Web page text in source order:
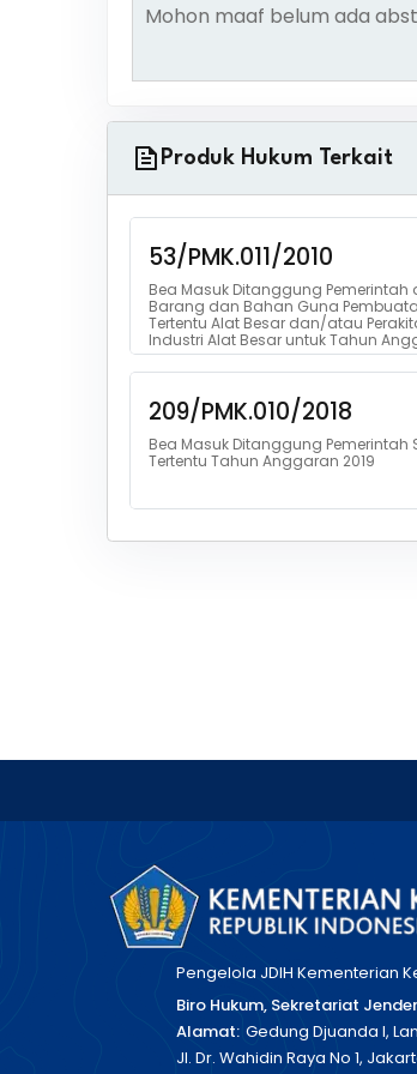
Mohon maaf belum ada
Produk Hukum Terkait
53/PMK.011/2010
Bea Masuk Ditanggung Pemerintah
Barang dan Bahan Guna
Tertentu Alat Besar dan/atau
Industri Alat Besar untuk Tahun
209/PMK.010/2018
Bea Masuk Ditanggung Pemerintah
Tertentu Tahun Anggaran 2019
Pengelola JDIH Kementerian
Biro Hukum, Sekretariat
Alamat: Gedung Djuanda I,
Jl. Dr. Wahidin Raya No 1,